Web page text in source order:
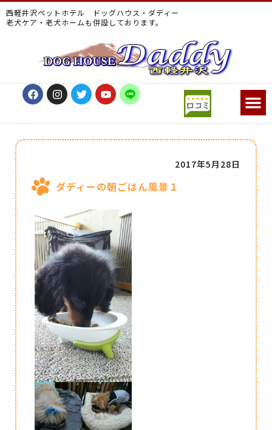
西軽井沢ペットホテル ドッグハウス・ダディー
老犬ケア・老犬ホームも併設しております。
ダディーの朝ごはん風景１
2017年5月28日